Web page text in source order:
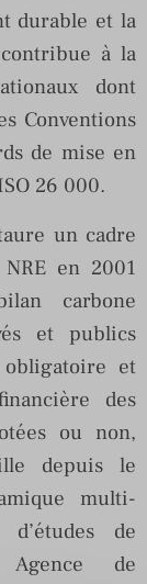
durable et la
à la
dont
Conventions
de mise en
26 000.
un cadre
en 2001
carbone
et publics
et
des
ou non,
depuis le
multi-
de
de